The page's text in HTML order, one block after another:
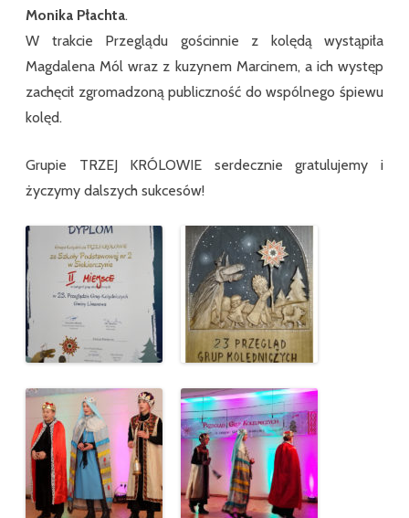
Monika Płachta.
W trakcie Przeglądu gościnnie z kolędą wystąpiła
Magdalena Mól wraz z kuzynem Marcinem, a ich występ
zachęcił zgromadzoną publiczność do wspólnego śpiewu
kolęd.
Grupie TRZEJ KRÓLOWIE serdecznie gratulujemy i
życzymy dalszych sukcesów!